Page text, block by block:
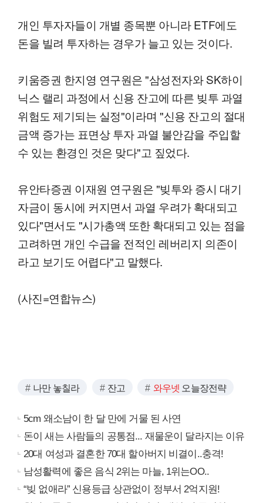
개인 투자자들이 개별 종목뿐 아니라 ETF에도
돈을 빌려 투자하는 경우가 늘고 있는 것이다.
키움증권 한지영 연구원은 "삼성전자와 SK하이
닉스 랠리 과정에서 신용 잔고에 따른 빚투 과열
위험도 제기되는 실정"이라며 "신용 잔고의 절대
금액 증가는 표면상 투자 과열 불안감을 주입할
수 있는 환경인 것은 맞다"고 짚었다.
유안타증권 이재원 연구원은 "빚투와 증시 대기
자금이 동시에 커지면서 과열 우려가 확대되고
있다"면서도 "시가총액 또한 확대되고 있는 점을
고려하면 개인 수급을 전적인 레버리지 의존이
라고 보기도 어렵다"고 말했다.
(사진=연합뉴스)
나만 놓칠라 잔고 와우넷 오늘장전략
5cm 왜소남이 한 달 만에 거물 된 사연
돈이 새는 사람들의 공통점... 재물운이 달라지는 이유
20대 여성과 결혼한 70대 할아버지 비결이..충격!
남성활력에 좋은 음식 2위는 마늘, 1위는OO..
“빚 없애라” 신용등급 상관없이 정부서 2억지원!